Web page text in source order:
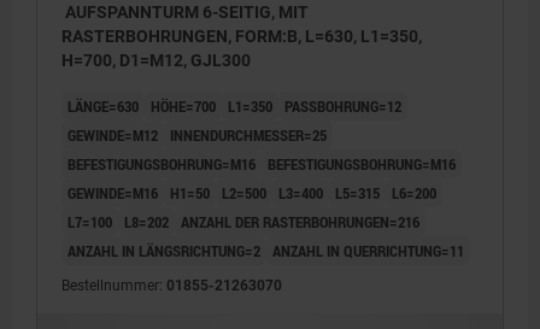
AUFSPANNTURM 6-SEITIG, MIT
RASTERBOHRUNGEN, FORM:B, L=630, L1=350,
H=700, D1=M12, GJL300
LÄNGE=630 HÖHE=700 L1=350
PASSBOHRUNG=12
GEWINDE=M12
INNENDURCHMESSER=25
BEFESTIGUNGSBOHRUNG=M16
BEFESTIGUNGSBOHRUNG=M16
GEWINDE=M16
H1=50 L2=500 L3=400 L5=315
L6=200
L7=100
L8=202
ANZAHL DER RASTERBOHRUNGEN=216
ANZAHL IN LÄNGSRICHTUNG=2
ANZAHL IN QUERRICHTUNG=11
Bestellnummer: 01855-21263070